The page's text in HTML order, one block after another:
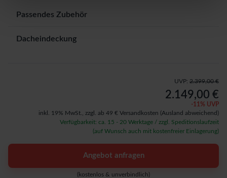
Passendes Zubehör
Dacheindeckung
UVP: 2.399,00 €
2.149,00 €
-11 % UVP
inkl. 19% MwSt., zzgl. ab 49 € Versandkosten (Ausland abweichend)
Verfügbarkeit: ca. 15 - 20 Werktage / zzgl. Speditionslaufzeit
(auf Wunsch auch mit kostenfreier Einlagerung)
Angebot anfragen
(kostenlos & unverbindlich)